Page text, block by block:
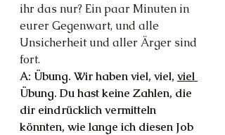
ihr das nur? Ein paar Minuten in
eurer Gegenwart, und alle
Unsicherheit und aller Ärger sind
fort.
A: Übung. Wir haben viel, viel, viel
Übung. Du hast keine Zahlen, die
dir eindrücklich vermitteln
könnten, wie lange ich diesen Job